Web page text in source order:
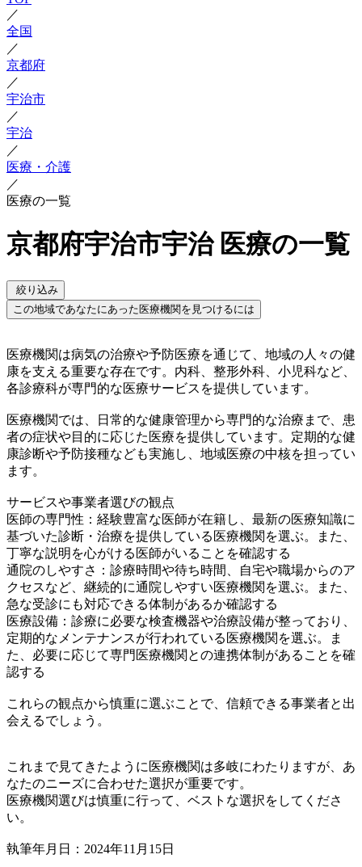
／
全国
／
京都府
／
宇治市
／
宇治
／
医療・介護
／
医療の一覧
京都府宇治市宇治 医療の一覧
絞り込み
この地域であなたにあった医療機関を見つけるには
医療機関は病気の治療や予防医療を通じて、地域の人々の健
康を支える重要な存在です。内科、整形外科、小児科など、
各診療科が専門的な医療サービスを提供しています。
医療機関では、日常的な健康管理から専門的な治療まで、患
者の症状や目的に応じた医療を提供しています。定期的な健
康診断や予防接種なども実施し、地域医療の中核を担ってい
ます。
サービスや事業者選びの観点
医師の専門性：経験豊富な医師が在籍し、最新の医療知識に
基づいた診断・治療を提供している医療機関を選ぶ。また、
丁寧な説明を心がける医師がいることを確認する
通院のしやすさ：診療時間や待ち時間、自宅や職場からのア
クセスなど、継続的に通院しやすい医療機関を選ぶ。また、
急な受診にも対応できる体制があるか確認する
医療設備：診療に必要な検査機器や治療設備が整っており、
定期的なメンテナンスが行われている医療機関を選ぶ。ま
た、必要に応じて専門医療機関との連携体制があることを確
認する
これらの観点から慎重に選ぶことで、信頼できる事業者と出
会えるでしょう。
これまで見てきたように医療機関は多岐にわたりますが、あ
なたのニーズに合わせた選択が重要です。
医療機関選びは慎重に行って、ベストな選択をしてくださ
い。
執筆年月日：2024年11月15日